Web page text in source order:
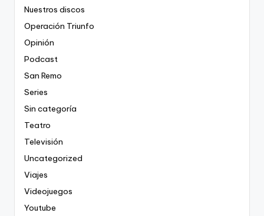
Nuestros discos
Operación Triunfo
Opinión
Podcast
San Remo
Series
Sin categoría
Teatro
Televisión
Uncategorized
Viajes
Videojuegos
Youtube